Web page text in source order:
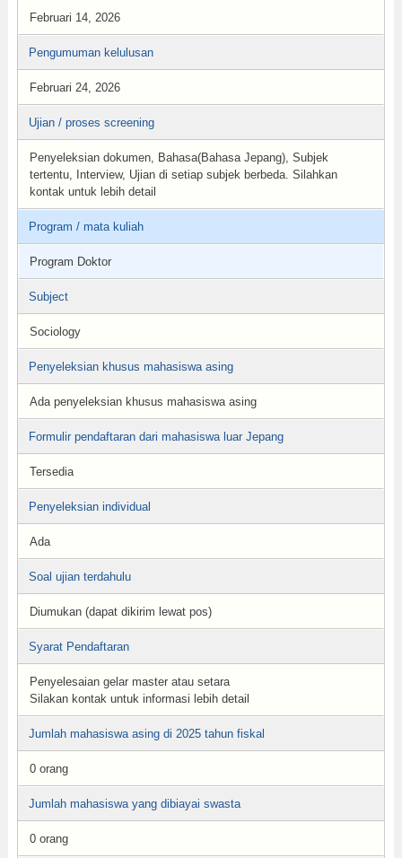
Februari 14, 2026
Pengumuman kelulusan
Februari 24, 2026
Ujian / proses screening
Penyeleksian dokumen, Bahasa(Bahasa Jepang), Subjek
tertentu, Interview, Ujian di setiap subjek berbeda. Silahkan
kontak untuk lebih detail
Program / mata kuliah
Program Doktor
Subject
Sociology
Penyeleksian khusus mahasiswa asing
Ada penyeleksian khusus mahasiswa asing
Formulir pendaftaran dari mahasiswa luar Jepang
Tersedia
Penyeleksian individual
Ada
Soal ujian terdahulu
Diumukan (dapat dikirim lewat pos)
Syarat Pendaftaran
Penyelesaian gelar master atau setara
Silakan kontak untuk informasi lebih detail
Jumlah mahasiswa asing di 2025 tahun fiskal
0 orang
Jumlah mahasiswa yang dibiayai swasta
0 orang